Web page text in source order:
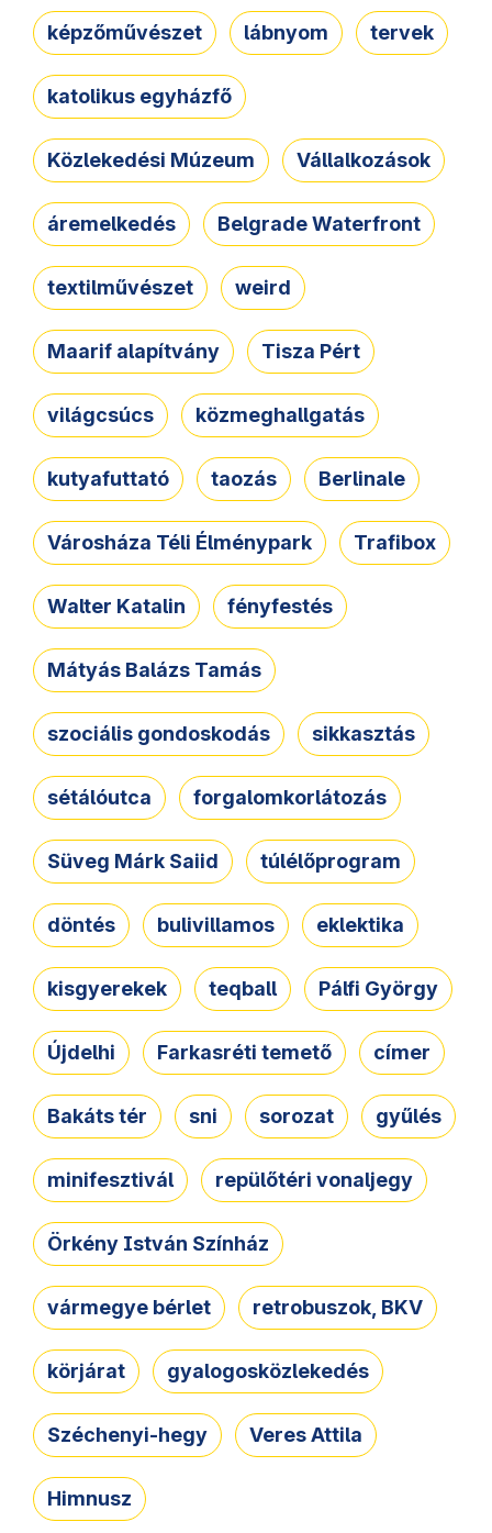
képzőművészet lábnyom tervek
katolikus egyházfő
Közlekedési Múzeum Vállalkozások
áremelkedés Belgrade Waterfront
textilművészet weird
Maarif alapítvány Tisza Pért
világcsúcs közmeghallgatás
kutyafuttató taozás Berlinale
Városháza Téli Élménypark Trafibox
Walter Katalin fényfestés
Mátyás Balázs Tamás
szociális gondoskodás sikkasztás
sétálóutca forgalomkorlátozás
Süveg Márk Saiid túlélőprogram
döntés bulivillamos eklektika
kisgyerekek teqball Pálfi György
Újdelhi Farkasréti temető címer
Bakáts tér sni sorozat gyűlés
minifesztivál repülőtéri vonaljegy
Örkény István Színház
vármegye bérlet retrobuszok, BKV
körjárat gyalogosközlekedés
Széchenyi-hegy Veres Attila
Himnusz